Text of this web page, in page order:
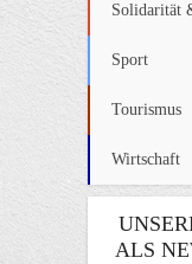
Solidarität
Sport
Tourismus
Wirtschaft
ALS